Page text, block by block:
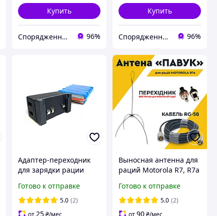
Купить
Спорядження Hazardous 96%
Купить
Спорядження Hazardous 96%
Адаптер-переходник
для зарядки рации
аккумулятора (ХТ-60) +
USB-выход
Готово к отправке
5.0 (2)
от25 ₴/мес
Выносная антенна для
раций Motorola R7, R7a
улучшение связи в 2 3
раза
Готово к отправке
5.0 (2)
от90₴/мес